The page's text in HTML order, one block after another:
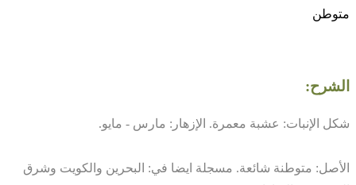
متوطن
الشرح:
شكل الإنبات: عشبة معمرة. الإزهار: مارس - مايو.
الأصل: متوطنة شائعة. مسجلة ايضا في: البحرين والكويت وشرق